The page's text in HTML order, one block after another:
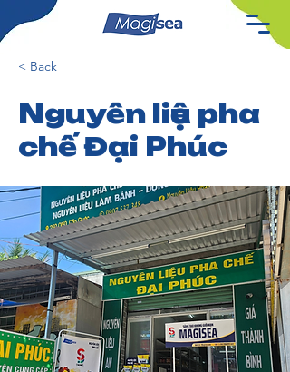
< Back
Nguyên liệu pha
chế Đại Phúc